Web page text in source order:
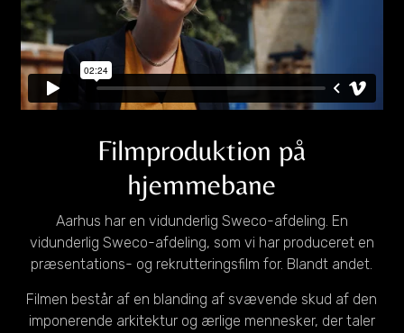
Filmproduktion på
hjemmebane
Aarhus har en vidunderlig Sweco-afdeling. En
vidunderlig Sweco-afdeling, som vi har produceret en
præsentations- og rekrutteringsfilm for. Blandt andet.
Filmen består af en blanding af svævende skud af den
imponerende arkitektur og ærlige mennesker, der taler